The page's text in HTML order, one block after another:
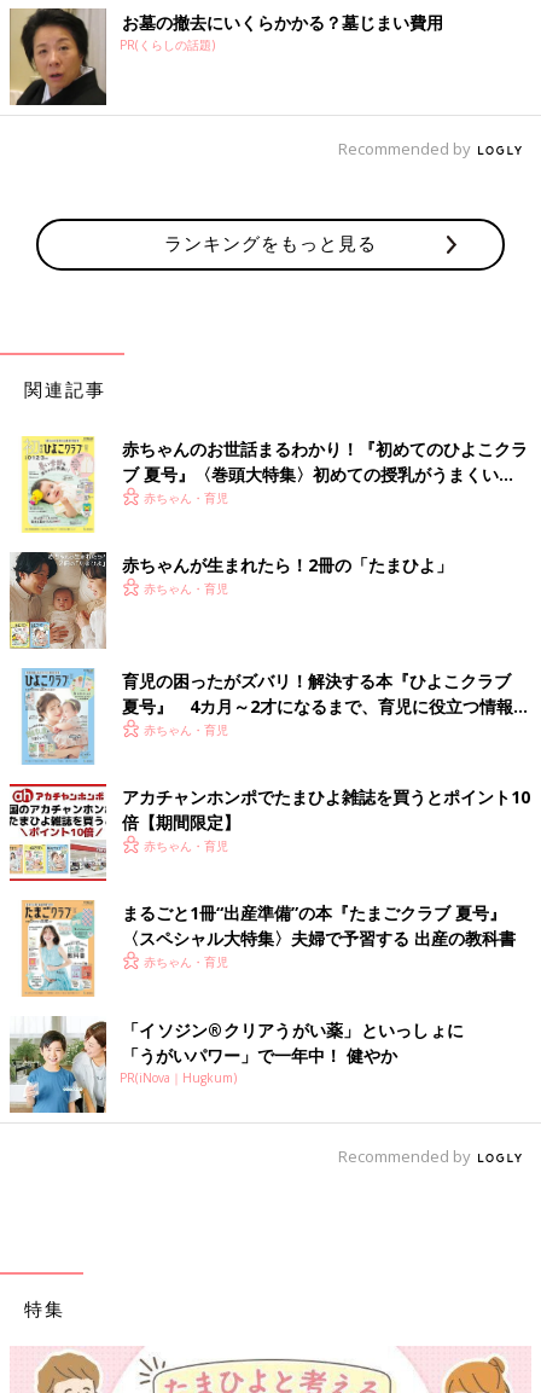
お墓の撤去にいくらかかる？墓じまい費用
PR(くらしの話題)
Recommended by
ランキングをもっと見る
関連記事
赤ちゃんのお世話まるわかり！『初めてのひよこクラ
ブ 夏号』〈巻頭大特集〉初めての授乳がうまくい
く！ おっぱい・ミルクの基本と夏のトラブル 解決テ
赤ちゃん・育児
赤ちゃんが生まれたら！2冊の「たまひよ」
赤ちゃん・育児
育児の困ったがズバリ！解決する本『ひよこクラブ
夏号』 4カ月～2才になるまで、育児に役立つ情報が
いっぱい！
赤ちゃん・育児
アカチャンホンポでたまひよ雑誌を買うとポイント10
倍【期間限定】
赤ちゃん・育児
まるごと1冊“出産準備”の本『たまごクラブ 夏号』
〈スペシャル大特集〉夫婦で予習する 出産の教科書
赤ちゃん・育児
「イソジン®クリアうがい薬」といっしょに
「うがいパワー」で一年中！ 健やか
PR(iNova｜Hugkum)
Recommended by
特集
【ワクチン接種できるものも】妊婦の感染症対策、知っておいて！